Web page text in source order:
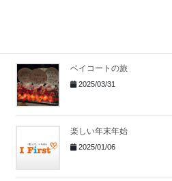
ベイコートの旅
2025/03/31
楽しい年末年始
2025/01/06